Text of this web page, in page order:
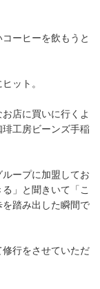
ーヒーを飲もうと
ット。
店に買いに行くよ
工房ビーンズ手稲
ープに加盟してお
」と聞きいて「こ
踏み出した瞬間で
行をさせていただ